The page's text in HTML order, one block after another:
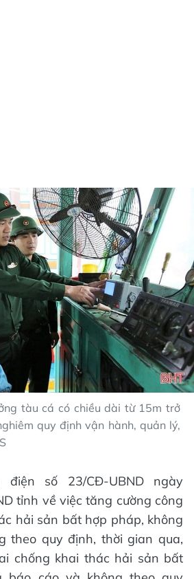
tàu cá có chiều dài từ 15m trở
quy định vận hành, quản lý,
điện số 23/CĐ-UBND ngày
tỉnh về việc tăng cường công
hải sản bất hợp pháp, không
theo quy định, thời gian qua,
chống khai thác hải sản bất